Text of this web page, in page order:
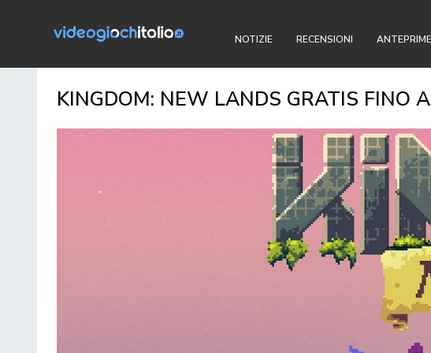
NOTIZIE RECENSIONI ANTEPRIME
KINGDOM: NEW LANDS GRATIS FINO